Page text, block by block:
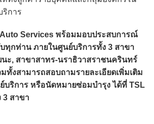
ริการ
Services พร้อมมอบประสบการณ์
ทุกท่าน ภายในศูนย์บริการทั้ง 3 สาขา
ะ, สาขาสาทร-นราธิวาสราชนครินทร์
ทั้งสามารถสอบถามรายละเอียดเพิ่มเติม
บริการ หรือนัดหมายซ่อมบำรุง ได้ที่ TSL
3 สาขา